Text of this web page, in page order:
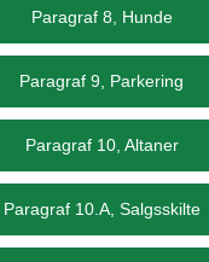
Paragraf 8, Hunde
Paragraf 9, Parkering
Paragraf 10, Altaner
Paragraf 10.A, Salgsskilte